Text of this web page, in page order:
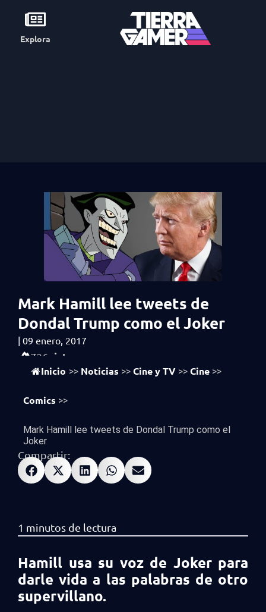
Explora
Mark Hamill lee tweets de
Dondal Trump como el Joker
| 09 enero, 2017
726 vistas
Inicio >> Noticias >> Cine y TV >> Cine >>
Comics >>
Mark Hamill lee tweets de Dondal Trump como el
Joker
Compartir:
Hamill usa su voz de Joker para
darle vida a las palabras de otro
supervillano.